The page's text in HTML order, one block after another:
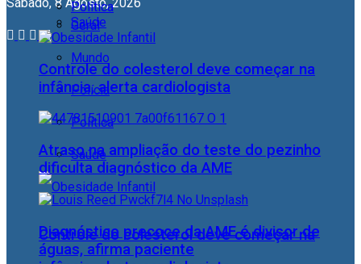
Geral
Mundo
Polícia
Política
Saúde
Controle do colesterol deve começar na
Política
Saúde
Controle do colesterol deve começar na
infância, alerta cardiologista
Atraso na ampliação do teste do pezinho
dificulta diagnóstico da AME
Diagnóstico precoce da AME é divisor de
águas, afirma paciente